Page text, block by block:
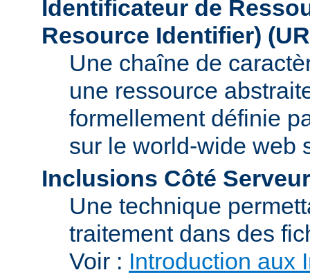
Identificateur de
Resource Identifier)
Une chaîne de
une ressource
formellement définie
sur le world-wide web
Inclusions Côté
Une technique
traitement dans des
Voir : Introduction aux